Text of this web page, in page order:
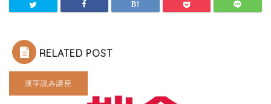
RELATED POST
漢字読み講座